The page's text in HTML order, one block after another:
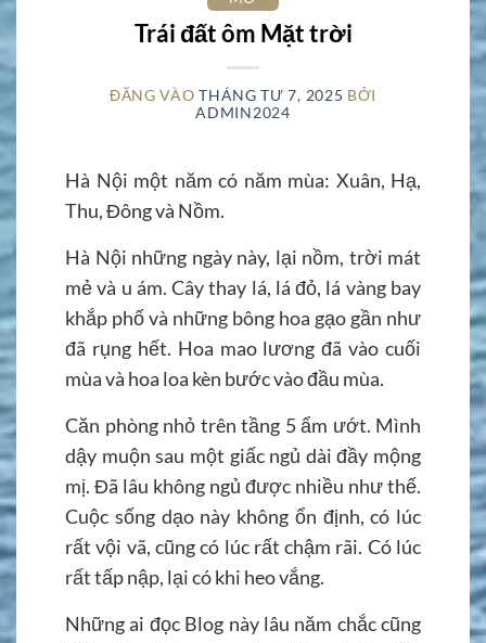
Trái đất ôm Mặt trời
ĐĂNG VÀOTHÁNG TƯ 7, 2025 BỞI
ADMIN2024
Hà Nội một năm có năm mùa: Xuân, Hạ,
Thu, Đông và Nồm.
Hà Nội những ngày này, lại nồm, trời mát
mẻ và u ám. Cây thay lá, lá đỏ, lá vàng bay
khắp phố và những bông hoa gạo gần như
đã rụng hết. Hoa mao lương đã vào cuối
mùa và hoa loa kèn bước vào đầu mùa.
Căn phòng nhỏ trên tầng 5 ẩm ướt. Mình
dậy muộn sau một giấc ngủ dài đầy mộng
mị. Đã lâu không ngủ được nhiều như thế.
Cuộc sống dạo này không ổn định, có lúc
rất vội vã, cũng có lúc rất chậm rãi. Có lúc
rất tấp nập, lại có khi heo vắng.
Những ai đọc Blog này lâu năm chắc cũng